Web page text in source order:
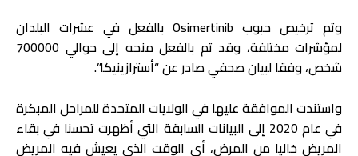
وتم ترخيص حبوب Osimertinib بالفعل في عشرات البلدان
لمؤشرات مختلفة، وقد تم بالفعل منحه إلى حوالي 700000
شخص، وفقا لبيان صحفي صادر عن “أسترازينيكا”.
واستندت الموافقة عليها في الولايات المتحدة للمراحل المبكرة
في عام 2020 إلى البيانات السابقة التي أظهرت تحسنا في بقاء
المريض خاليا من المرض، أي الوقت الذي يعيش فيه المريض